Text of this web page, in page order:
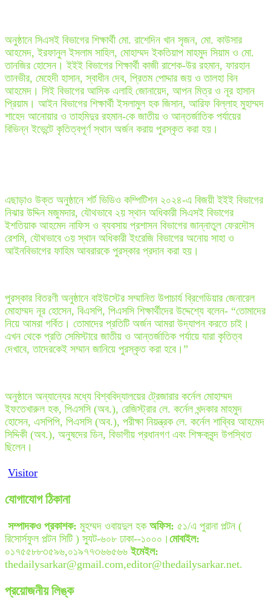
অনুষ্ঠানে সিএসই বিভাগের শিক্ষার্থী মো. রাশেদিন খান সৃজন, মো. কাউসার
আহমেদ, ইরফানুল ইসলাম সাহিল, মোহাম্মদ ইকতিয়াপ মাহমুদ সিয়াম ও মো.
তানজির হোসেন। ইইই বিভাগের শিক্ষার্থী কাজী রাশেক-উর রহমান, ফারহান
তানভীর, মেহেদী হাসান, স্বাধীন দেব, প্রিতম পোদ্দার জয় ও তালহা বিন
আহমেদ। সিই বিভাগের আসিক এলাহি জোনায়েদ, আপন মিত্র ও নূর হাসান
প্রিয়াম। আইন বিভাগের শিক্ষার্থী ইসলামুল হক জিসান, আরিফ বিল্লাহ মুহাম্মদ
শাহেদ আনোয়ার ও তাহমিদুর রহমান-কে জাতীয় ও আন্তর্জাতিক পর্যায়ের
বিভিন্ন ইভেন্টে কৃতিত্বপূর্ণ স্থান অর্জন করায় পুরস্কৃত করা হয়।
এছাড়াও উক্ত অনুষ্ঠানে শর্ট ভিডিও কম্পিটিশন ২০২৪-এ বিজয়ী ইইই বিভাগের
নিঝার উদ্দিন মজুমদার, যৌথভাবে ২য় স্থান অধিকারী সিএসই বিভাগের
ইশতিয়াক আহমেদ নাফিস ও ব্যবসায় প্রশাসন বিভাগের জান্নাতুল ফেরদৌস
রেশমি, যৌথভাবে ৩য় স্থান অধিকারী ইংরেজি বিভাগের অনোয় সাহা ও
আইনবিভাগের ফাহিম আবরারকে পুরস্কার প্রদান করা হয়।
পুরস্কার বিতরণী অনুষ্ঠানে বাইউস্টের সম্মানিত উপাচার্য ব্রিগেডিয়ার জেনারেল
মোহাম্মদ নূর হোসেন, বিএসপি, পিএসসি শিক্ষার্থীদের উদ্দেশ্যে বলেন- “তোমাদের
নিয়ে আমরা গর্বিত। তোমাদের প্রতিটি অর্জন আমরা উদ্‌যাপন করতে চাই।
এখন থেকে প্রতি সেমিস্টারে জাতীয় ও আন্তর্জাতিক পর্যায়ে যারা কৃতিত্ব
দেখাবে, তাদেরকেই সম্মান জানিয়ে পুরস্কৃত করা হবে।”
অনুষ্ঠানে অন্যান্যের মধ্যে বিশ্ববিদ্যালয়ের ট্রেজারার কর্নেল মোহাম্মদ
ইফতেখারুল হক, পিএসসি (অব.), রেজিস্ট্রার লে. কর্নেল খন্দকার মাহমুদ
হোসেন, এসপিপি, পিএসসি (অব.), পরীক্ষা নিয়ন্ত্রক লে. কর্নেল শাব্বির আহমেদ
সিদ্দিকী (অব.), অনুষদের ডিন, বিভাগীয় প্রধানগণ এবং শিক্ষকবৃন্দ উপস্থিত
ছিলেন।
Visitor
যোগাযোগ ঠিকানা
সম্পাদকও প্রকাশক: মুহম্মদ ওবায়দুল হক অফিস: ৫১/এ পুরানা পল্টন (
রিসোর্সফুল পল্টন সিটি ) স্যুট-৬০৮ ঢাকা--১০০০। মোবাইল:
০১৭৫৫৮৮৩৫৯৬,০১৯৭৭৩৬৬৫৬৬ ইমেইল:
thedailysarkar@gmail.com,editor@thedailysarkar.net.
প্রয়োজনীয় লিঙ্ক